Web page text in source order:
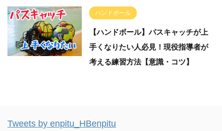
ハンドボール
【ハンドボール】パスキャッチが上
手くなりたい人必見！現役指導者が
考える練習方法【意識・コツ】
Tweets by enpitu_HBenpitu